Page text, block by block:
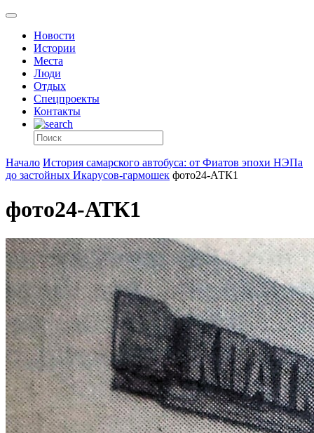
Новости
Истории
Места
Люди
Отдых
Спецпроекты
Контакты
Начало История самарского автобуса: от Фиатов эпохи НЭПа
до застойных Икарусов-гармошек фото24-АТК1
фото24-АТК1